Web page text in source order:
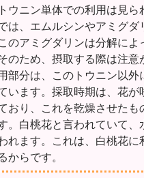
ウニン単体での利用は見ら
は、エムルシンやアミグダ
のアミグダリンは分解によ
のため、摂取する際は注意
部分は、このトウニン以外
います。採取時期は、花が
おり、これを乾燥させたも
。白桃花と言われていて、
れます。これは、白桃花に
からです。